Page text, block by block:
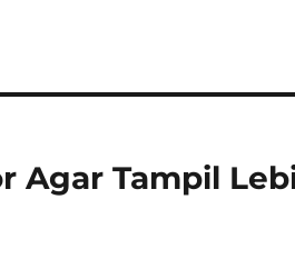
Agar Tampil